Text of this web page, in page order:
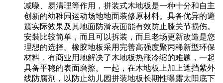
减噪、易清理等作用，拼装式木地板是一种十分和自主
创新的幼稚园运动场地地面装修原材料。具备优异的避
震实际效果及其地面防滑表面能有效防止膝关节损伤。
安裝比较简单，而且可以拆装，而且老场更新改造是您
理想的选择。橡胶地板采用完善高强度聚丙稀新型环保
材料，有商业用地解决了木地板热涨冷缩的难题，一起
具备平稳的表面磨擦。一起，在木地板上加上遮挡紫外
线防腐剂，以防止幼儿园拼装地板长期性曝露太阳底下